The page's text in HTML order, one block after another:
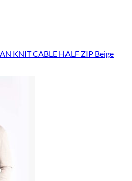
KNIT CABLE HALF ZIP Beige